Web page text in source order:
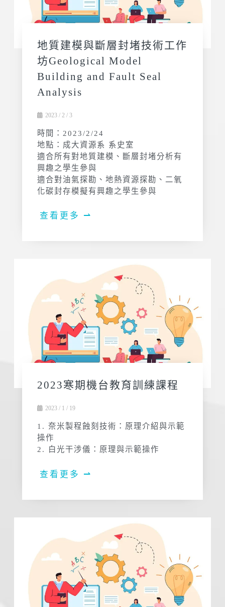
地質建模與斷層封堵技術工作
坊Geological Model
Building and Fault Seal
Analysis
2023 / 2 / 3
時間：2023/2/24
地點：成大資源系 系史室
適合所有對地質建模、斷層封堵分析有
興趣之學生參與
適合對油氣探勘、地熱資源探勘、二氧
化碳封存模擬有興趣之學生參與
查看更多 ⇀
2023寒期機台教育訓練課程
2023 / 1 / 19
1. 奈米製程蝕刻技術：原理介紹與示範
操作
2. 白光干涉儀：原理與示範操作
查看更多 ⇀